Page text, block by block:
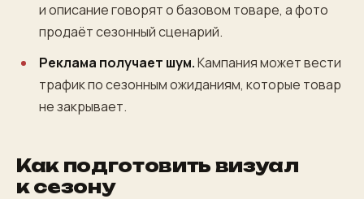
и описание говорят о базовом товаре, а фото
продаёт сезонный сценарий.
Реклама получает шум.Кампания может вести
трафик по сезонным ожиданиям, которые товар
не закрывает.
Как подготовить визуал
к сезону